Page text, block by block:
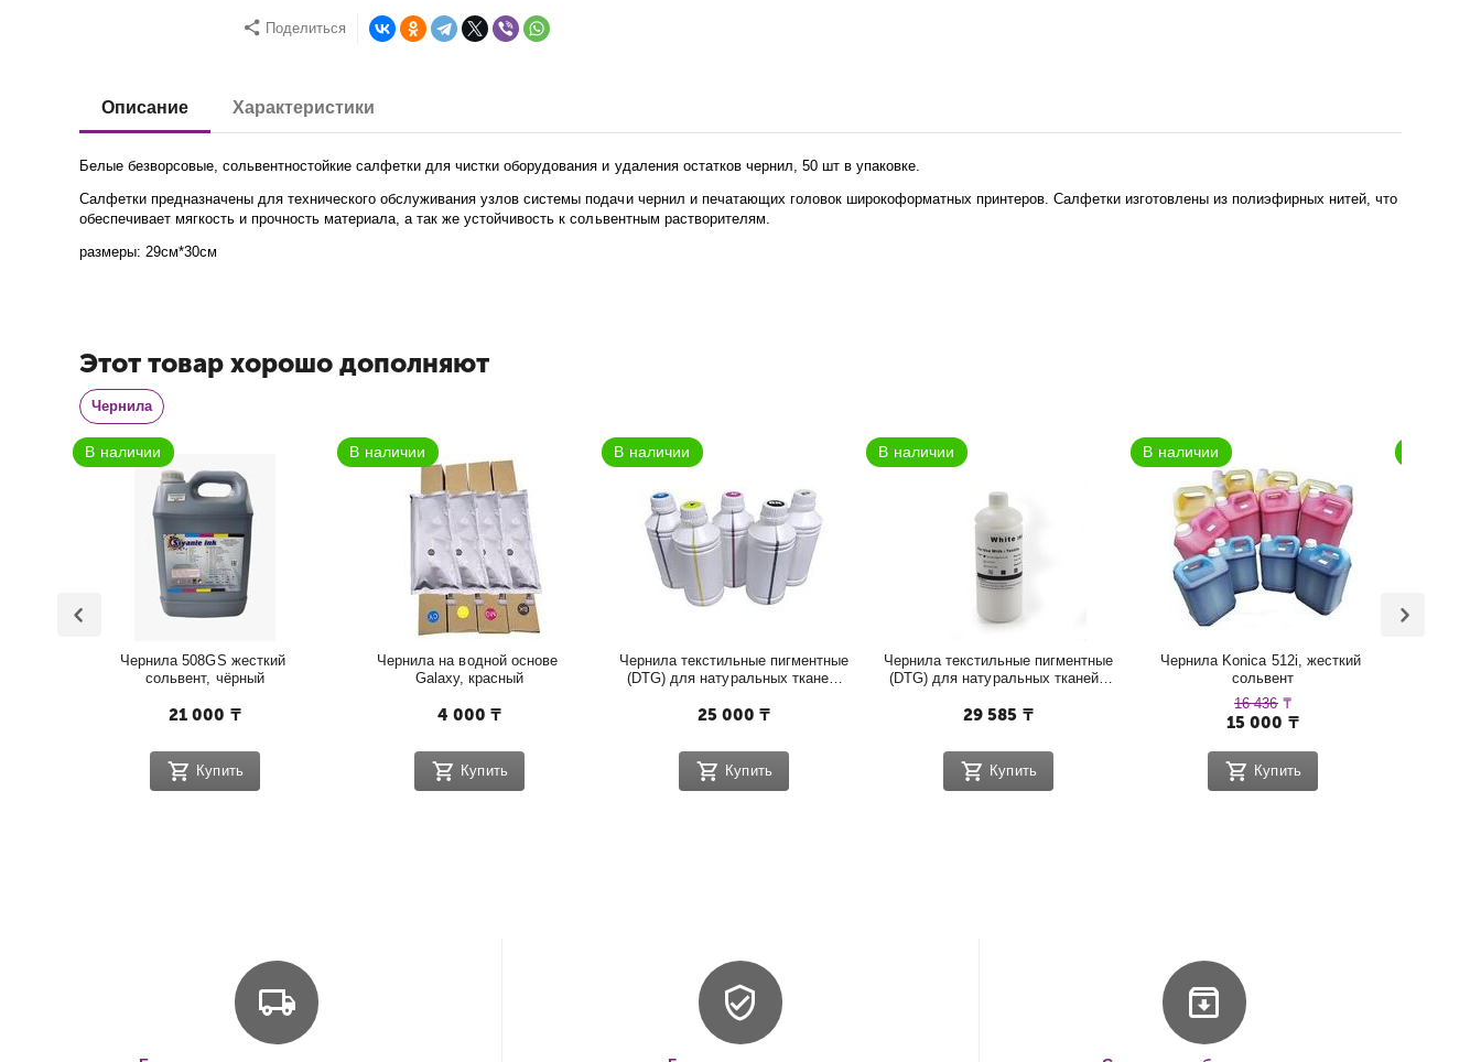
Поделиться
Описание Характеристики
Белые безворсовые, сольвентностойкие салфетки для чистки оборудования и удаления остатков чернил, 50 шт в упаковке.
Салфетки предназначены для технического обслуживания узлов системы подачи чернил и печатающих головок широкоформатных принтеров. Салфетки изготовлены из полиэфирных нитей, что
обеспечивает мягкость и прочность материала, а так же устойчивость к сольвентным растворителям.
размеры: 29см*30см
Этот товар хорошо дополняют
Чернила
Чернила 508GS жесткий
сольвент, чёрный
21 000 ₸
Купить
Чернила на водной основе
Galaxy, красный
4 000 ₸
Купить
Чернила текстильные пигментные
(DTG) для натуральных тканей
25 000 ₸
Купить
Чернила текстильные пигментные
(DTG) для натуральных тканей,
29 585 ₸
Купить
Чернила Konica 512i, жесткий
сольвент
16 436 ₸
15 000 ₸
Купить